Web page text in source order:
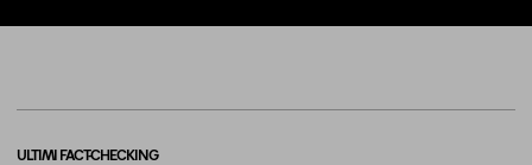
ULTIMI FACT-CHECKING